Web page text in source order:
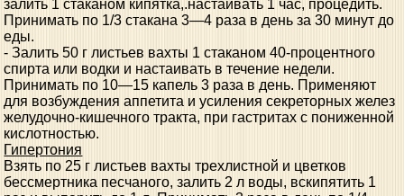
залить 1 стаканом кипятка,.настаивать 1 час, процедить.
Принимать по 1/3 стакана 3—4 раза в день за 30 минут до
еды.
- Залить 50 г листьев вахты 1 стаканом 40-процентного
спирта или водки и настаивать в течение недели.
Принимать по 10—15 капель 3 раза в день. Применяют
для возбуждения аппетита и усиления секреторных желез
желудочно-кишечного тракта, при гастритах с пониженной
кислотностью.
Гипертония
Взять по 25 г листьев вахты трехлистной и цветков
бессмертника песчаного, залить 2 л воды, вскипятить 1